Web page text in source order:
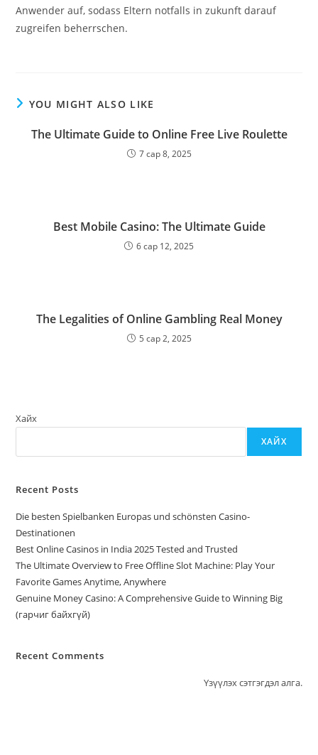
Anwender auf, sodass Eltern notfalls in zukunft darauf
zugreifen beherrschen.
YOU MIGHT ALSO LIKE
The Ultimate Guide to Online Free Live Roulette
7 сар 8, 2025
Best Mobile Casino: The Ultimate Guide
6 сар 12, 2025
The Legalities of Online Gambling Real Money
5 сар 2, 2025
Хайх
ХАЙХ
Recent Posts
Die besten Spielbanken Europas und schönsten Casino-
Destinationen
Best Online Casinos in India 2025 Tested and Trusted
The Ultimate Overview to Free Offline Slot Machine: Play Your
Favorite Games Anytime, Anywhere
Genuine Money Casino: A Comprehensive Guide to Winning Big
(гарчиг байхгүй)
Recent Comments
Үзүүлэх сэтгэгдэл алга.